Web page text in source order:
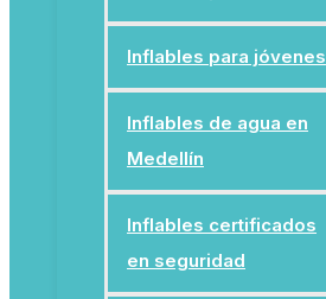
Inflables para jóvenes
Inflables de agua en
Medellín
Inflables certificados
en seguridad